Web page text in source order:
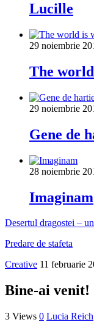
Lucille
29 noiembrie
The
29 noiembrie
Gene de
28 noiembrie
Imaginam
Desertul dragostei –
Predare de stafeta
Creative 11 februarie
Bine-ai venit!
3 Views 0 Lucia Reich